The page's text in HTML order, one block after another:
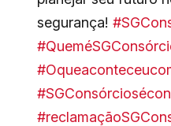
segurança!